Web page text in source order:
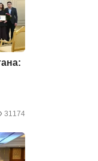
31174